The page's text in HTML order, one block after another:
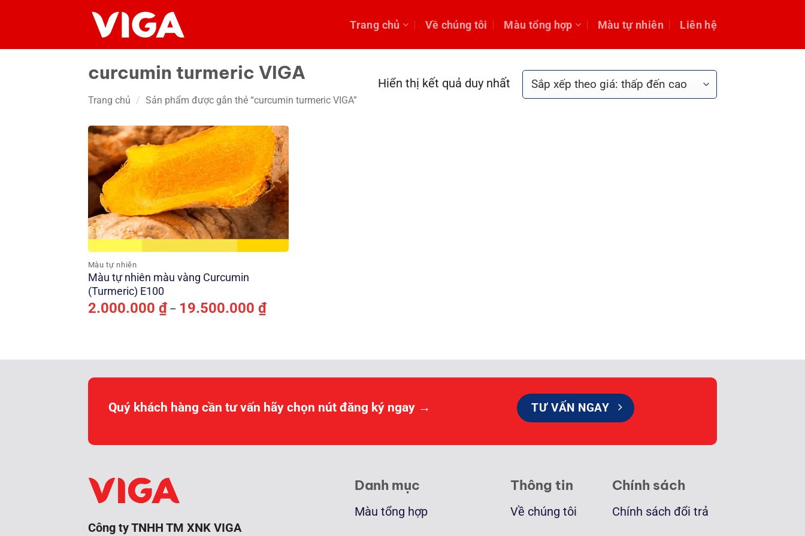
nội
Trang chủ Về chúng tôi Màu tổng hợp Màu tự nhiên Liên hệ
curcumin turmeric VIGA
Trang chủ / Sản phẩm được gắn thẻ “curcumin turmeric VIGA”
Hiển thị kết quả duy nhất
Màu tự nhiên
Màu tự nhiên màu vàng Curcumin
(Turmeric) E100
2.000.000 ₫ – 19.500.000 ₫Khoảng
giá:
Quý khách hàng cần tư vấn hãy chọn nút đăng ký ngay → TƯ VẤN NGAY
Công ty TNHH TM XNK VIGA
Danh mục
Màu tổng hợp
Thông tin
Về chúng tôi
Chính sách
Chính sách đổi trả